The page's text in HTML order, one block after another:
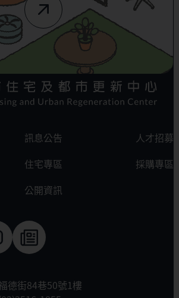
訊息公告
人才招募
住宅專區
採購專區
公開資訊
德街84巷50號1樓